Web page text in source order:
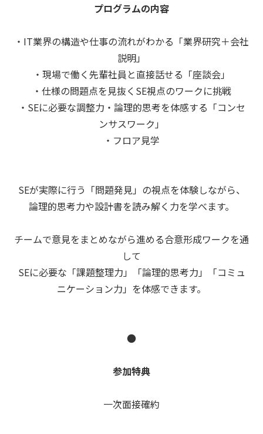
プログラムの内容
・IT業界の構造や仕事の流れがわかる「業界研究＋会社
説明」
・現場で働く先輩社員と直接話せる「座談会」
・仕様の問題点を見抜くSE視点のワークに挑戦
・SEに必要な調整力・論理的思考を体感する「コンセ
ンサスワーク」
・フロア見学
SEが実際に行う「問題発見」の視点を体験しながら、
論理的思考力や設計書を読み解く力を学べます。
チームで意見をまとめながら進める合意形成ワークを通
して
SEに必要な「課題整理力」「論理的思考力」「コミュ
ニケーション力」を体感できます。
●
参加特典
一次面接確約